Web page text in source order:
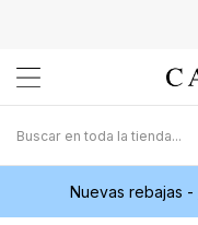
al
contenido
Nuevas rebajas -